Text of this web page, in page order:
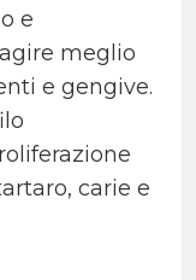
e
meglio
e gengive.
carie e